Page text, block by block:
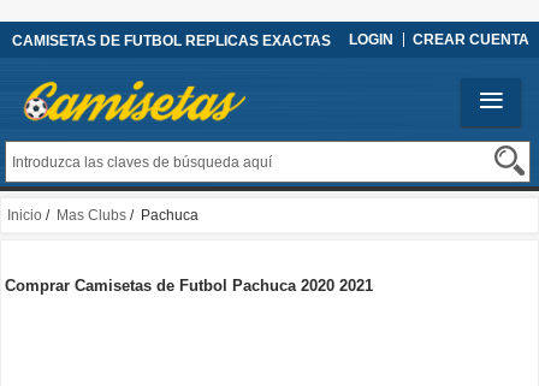
CAMISETAS DE FUTBOL REPLICAS EXACTAS LOGIN CREAR CUENTA
Inicio / Mas Clubs / Pachuca
Comprar Camisetas de Futbol Pachuca 2020 2021